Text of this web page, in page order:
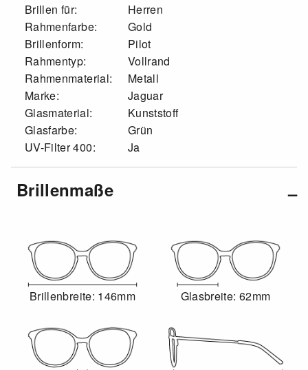
Brillen für:
Herren
Rahmenfarbe:
Gold
Brillenform:
Pilot
Rahmentyp:
Vollrand
Rahmenmaterial:
Metall
Marke:
Jaguar
Glasmaterial:
Kunststoff
Glasfarbe:
Grün
UV-Filter 400:
Ja
Brillenmaße
Brillenbreite: 146mm Glasbreite: 62mm